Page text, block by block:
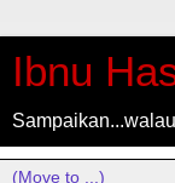
Ibnu